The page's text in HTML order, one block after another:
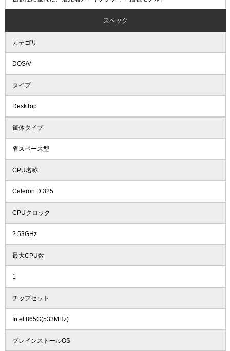
スペック
カテゴリ
DOS/V
タイプ
DeskTop
筐体タイプ
省スペース型
CPU名称
Celeron D 325
CPUクロック
2.53GHz
最大CPU数
1
チップセット
Intel 865G(533MHz)
プレインストールOS